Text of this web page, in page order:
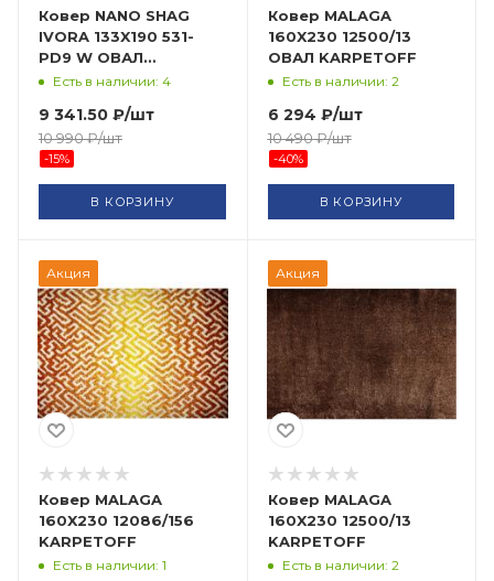
Ковер NANO SHAG
IVORA 133X190 531-
PD9 W ОВАЛ
ORIENTAL WEAVERS
Есть в наличии: 4
9 341.50 ₽/шт
10 990₽/шт
-15%
В КОРЗИНУ
Ковер MALAGA
160X230 12500/13
ОВАЛ KARPETOFF
Есть в наличии: 2
6 294 ₽/шт
10 490₽/шт
-40%
В КОРЗИНУ
Акция
Ковер MALAGA
160X230 12086/156
KARPETOFF
Есть в наличии: 1
Акция
Ковер MALAGA
160X230 12500/13
KARPETOFF
Есть в наличии: 2